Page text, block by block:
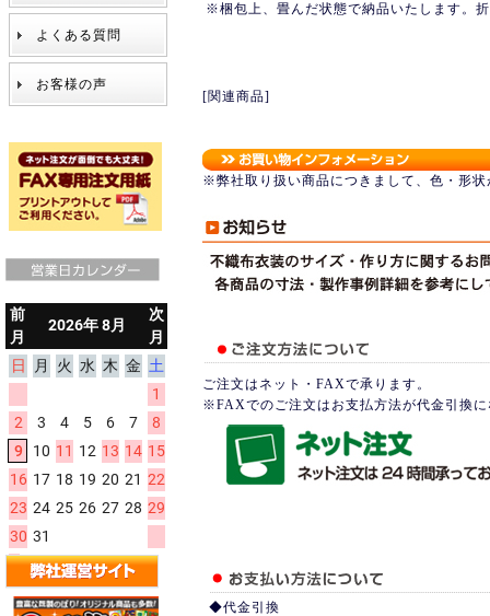
よくある質問
お客様の声
※梱包上、畳んだ状態で納品いたします。
[関連商品]
※弊社取り扱い商品につきまして、色・形
ご注文はネット・FAXで承ります。
※FAXでのご注文はお支払方法が代金引換
◆代金引換